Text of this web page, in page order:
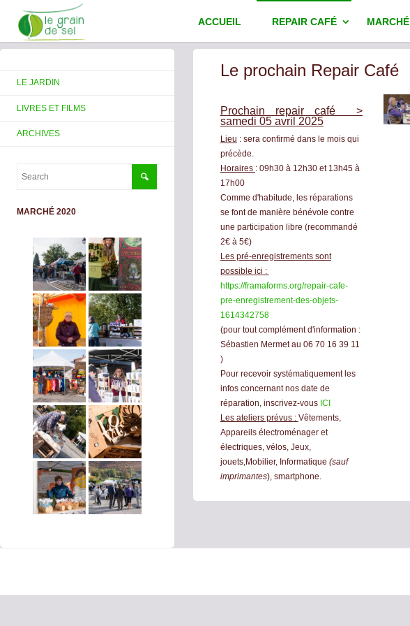
ACCUEIL REPAIR CAFÉ
Le prochain Repair Café
Prochain repair café >
samedi 05 avril 2025
Lieu : sera confirmé dans le mois qui
précède.
Horaires : 09h30 à 12h30 et 13h45 à
17h00
Comme d'habitude, les réparations
se font de manière bénévole contre
une participation libre (recommandé
2€ à 5€)
Les pré-enregistrements sont
possible ici :
https://framaforms.org/repair-cafe-
pre-enregistrement-des-objets-
1614342758
(pour tout complément d'information :
Sébastien Mermet au 06 70 16 39 11
)
Pour recevoir systématiquement les
infos concernant nos date de
réparation, inscrivez-vous ICI
Les ateliers prévus : Vêtements,
Appareils électroménager et
électriques, vélos, Jeux,
jouets,Mobilier, Informatique (sauf
imprimantes), smartphone.
LE JARDIN
LIVRES ET FILMS
ARCHIVES
MARCHÉ 2020